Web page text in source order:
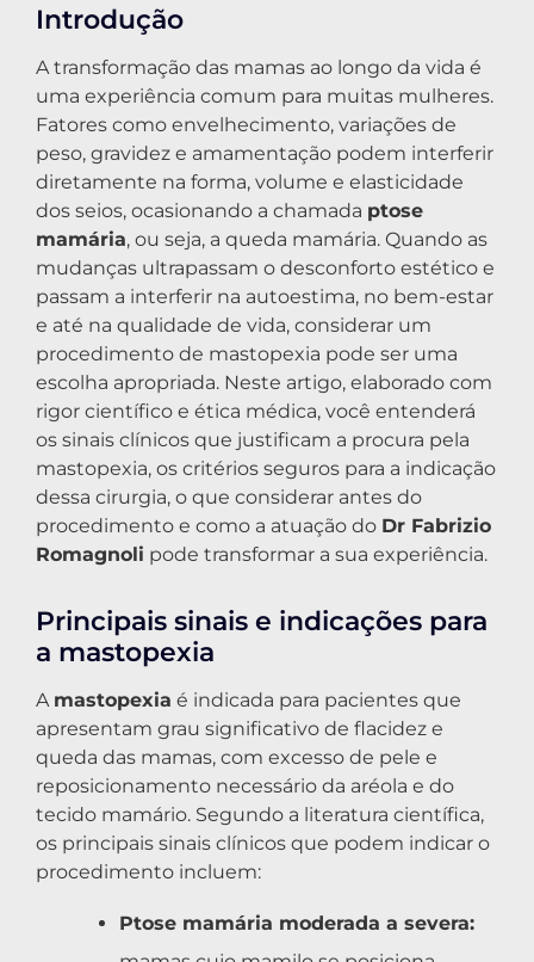
Introdução
A transformação das mamas ao longo da vida é
uma experiência comum para muitas mulheres.
Fatores como envelhecimento, variações de
peso, gravidez e amamentação podem interferir
diretamente na forma, volume e elasticidade
dos seios, ocasionando a chamada ptose
mamária, ou seja, a queda mamária. Quando as
mudanças ultrapassam o desconforto estético e
passam a interferir na autoestima, no bem-estar
e até na qualidade de vida, considerar um
procedimento de mastopexia pode ser uma
escolha apropriada. Neste artigo, elaborado com
rigor científico e ética médica, você entenderá
os sinais clínicos que justificam a procura pela
mastopexia, os critérios seguros para a indicação
dessa cirurgia, o que considerar antes do
procedimento e como a atuação do Dr Fabrizio
Romagnoli pode transformar a sua experiência.
Principais sinais e indicações para
a mastopexia
A mastopexia é indicada para pacientes que
apresentam grau significativo de flacidez e
queda das mamas, com excesso de pele e
reposicionamento necessário da aréola e do
tecido mamário. Segundo a literatura científica,
os principais sinais clínicos que podem indicar o
procedimento incluem:
Ptose mamária moderada a severa: